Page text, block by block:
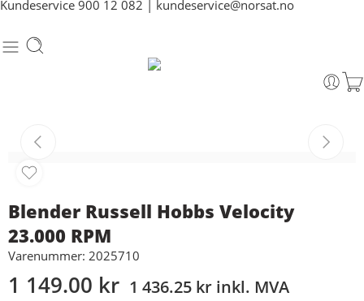
Kundeservice 900 12 082 kundeservice@norsat.no
Blender Russell Hobbs Velocity
23.000 RPM
Varenummer: 2025710
1 149.00 kr 1 436.25 kr inkl. MVA